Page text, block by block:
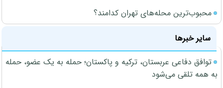
محبوب‌ترین محله‌های تهران کدامند؟
سایر خبرها
توافق دفاعی عربستان، ترکیه و پاکستان؛ حمله به یک عضو، حمله
به همه تلقی می‌شود